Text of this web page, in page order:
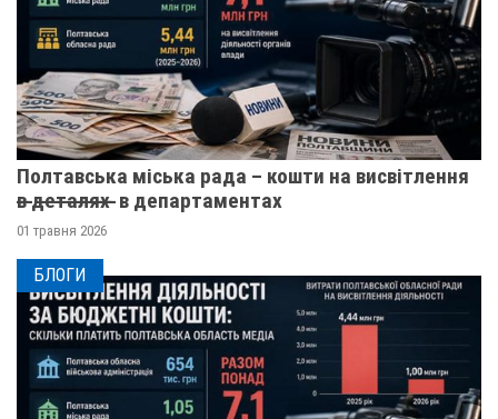
Полтавська міська рада – кошти на висвітлення
в̶ ̶д̶е̶т̶а̶л̶я̶х̶ ̶ в департаментах
01 травня 2026
БЛОГИ